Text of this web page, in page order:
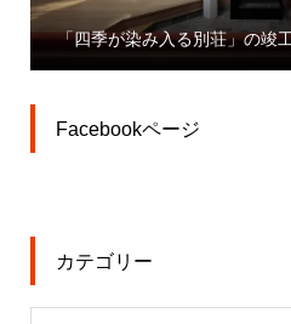
竣工写真を掲載しました。
Facebookページ
カテゴリー